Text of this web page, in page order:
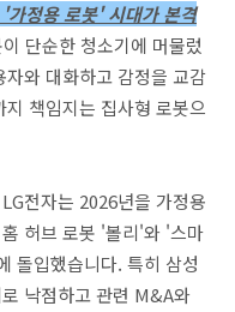
가정용 로봇' 시대가 본격
단순한 청소기에 머물렀
와 대화하고 감정을 교감
책임지는 집사형 로봇으
전자는 2026년을 가정용
허브 로봇 '볼리'와 '스마
돌입했습니다. 특히 삼성
낙점하고 관련 M&A와